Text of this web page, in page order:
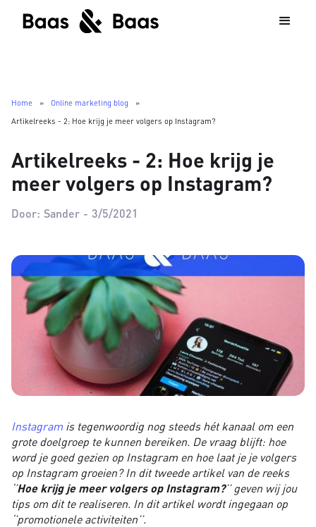
Home » Online marketing blog
»
Artikelreeks - 2: Hoe krijg je meer volgers op Instagram?
Artikelreeks - 2: Hoe krijg je
meer volgers op Instagram?
Door: Sander - 3/5/2021
Instagram is tegenwoordig nog steeds hét kanaal om een
grote doelgroep te kunnen bereiken. De vraag blijft: hoe
word je goed gezien op Instagram en hoe laat je je volgers
op Instagram groeien? In dit tweede artikel van de reeks
‘’Hoe krijg je meer volgers op Instagram?’’ geven wij jou
tips om dit te realiseren. In dit artikel wordt ingegaan op
‘’promotionele activiteiten’’.